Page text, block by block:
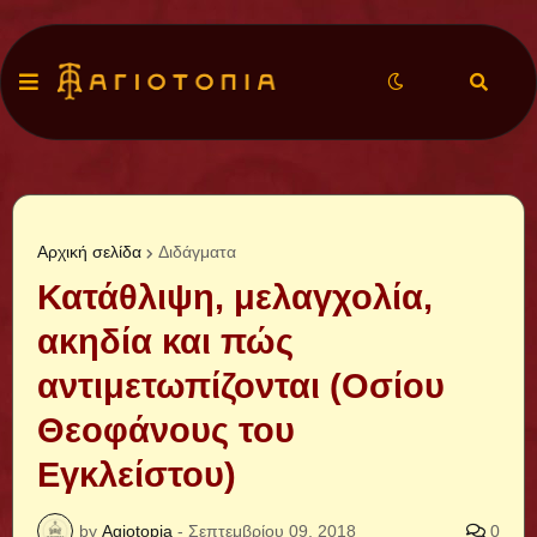
Αρχική σελίδα Διδάγματα
Κατάθλιψη, μελαγχολία,
ακηδία και πώς
αντιμετωπίζονται (Οσίου
Θεοφάνους του
Εγκλείστου)
by Agiotopia - Σεπτεμβρίου 09, 2018 0